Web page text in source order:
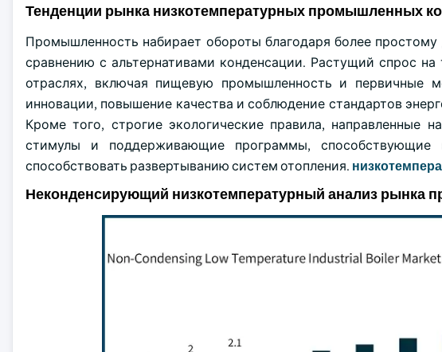
Тенденции рынка низкотемпературных промышленных
Промышленность набирает обороты благодаря более
сравнению с альтернативами конденсации. Растущий спрос
отраслях, включая пищевую промышленность и первичные
инновации, повышение качества и соблюдение стандартов
Кроме того, строгие экологические правила, направленные
стимулы и поддерживающие программы, способствующие
способствовать развертыванию систем отопления.
Неконденсирующий низкотемпературный анализ рынка